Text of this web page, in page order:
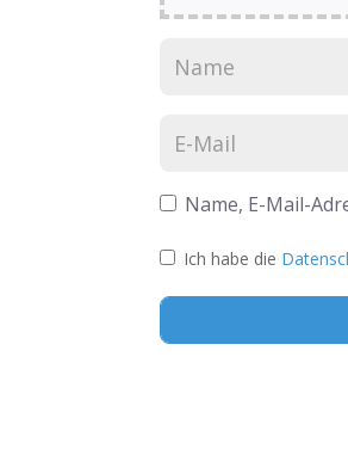
Name, E-Mail-
Ich habe die